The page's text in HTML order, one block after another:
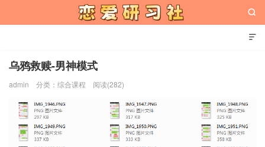


乌鸦救赎-男神模式
admin 分类： 综合课程 阅读(282)